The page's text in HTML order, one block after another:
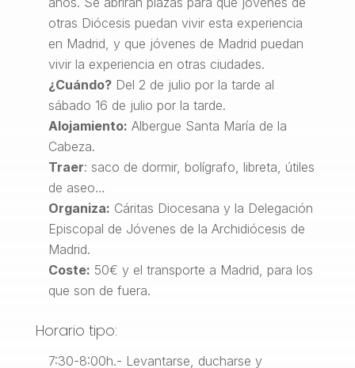
otras Diócesis puedan vivir esta experiencia
en Madrid, y que jóvenes de Madrid puedan
vivir la experiencia en otras ciudades.
¿Cuándo?Del 2 de julio por la tarde al
sábado 16 de julio por la tarde.
Alojamiento: Albergue Santa María de la
Cabeza.
Traer: saco de dormir, bolígrafo, libreta, útiles
de aseo…
Organiza: Cáritas Diocesana y la Delegación
Episcopal de Jóvenes de la Archidiócesis de
Madrid.
Coste: 50€ y el transporte a Madrid, para los
que son de fuera.
Horario tipo:
7:30-8:00h.- Levantarse, ducharse y